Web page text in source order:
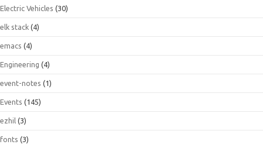
Electric Vehicles (30)
elk stack (4)
emacs (4)
Engineering (4)
event-notes (1)
Events (145)
ezhil (3)
fonts (3)